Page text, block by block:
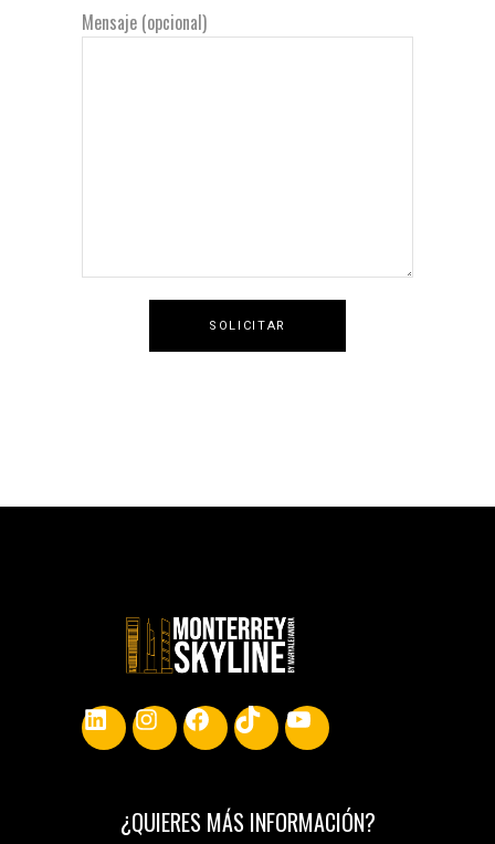
Mensaje (opcional)
LinkedInInstagram
Facebook
TikTokYouTube
¿QUIERES MÁS INFORMACIÓN?